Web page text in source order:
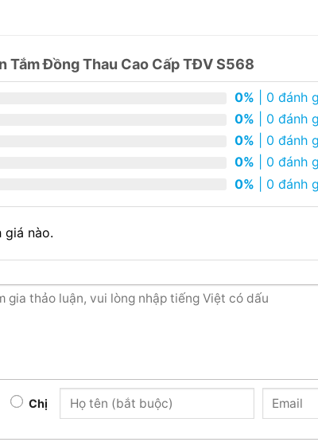
Tắm Đồng Thau Cao Cấp TĐV S568
0% | 0 đánh
0% | 0 đánh
0% | 0 đánh
0% | 0 đánh
0% | 0 đánh
giá nào.
Chị